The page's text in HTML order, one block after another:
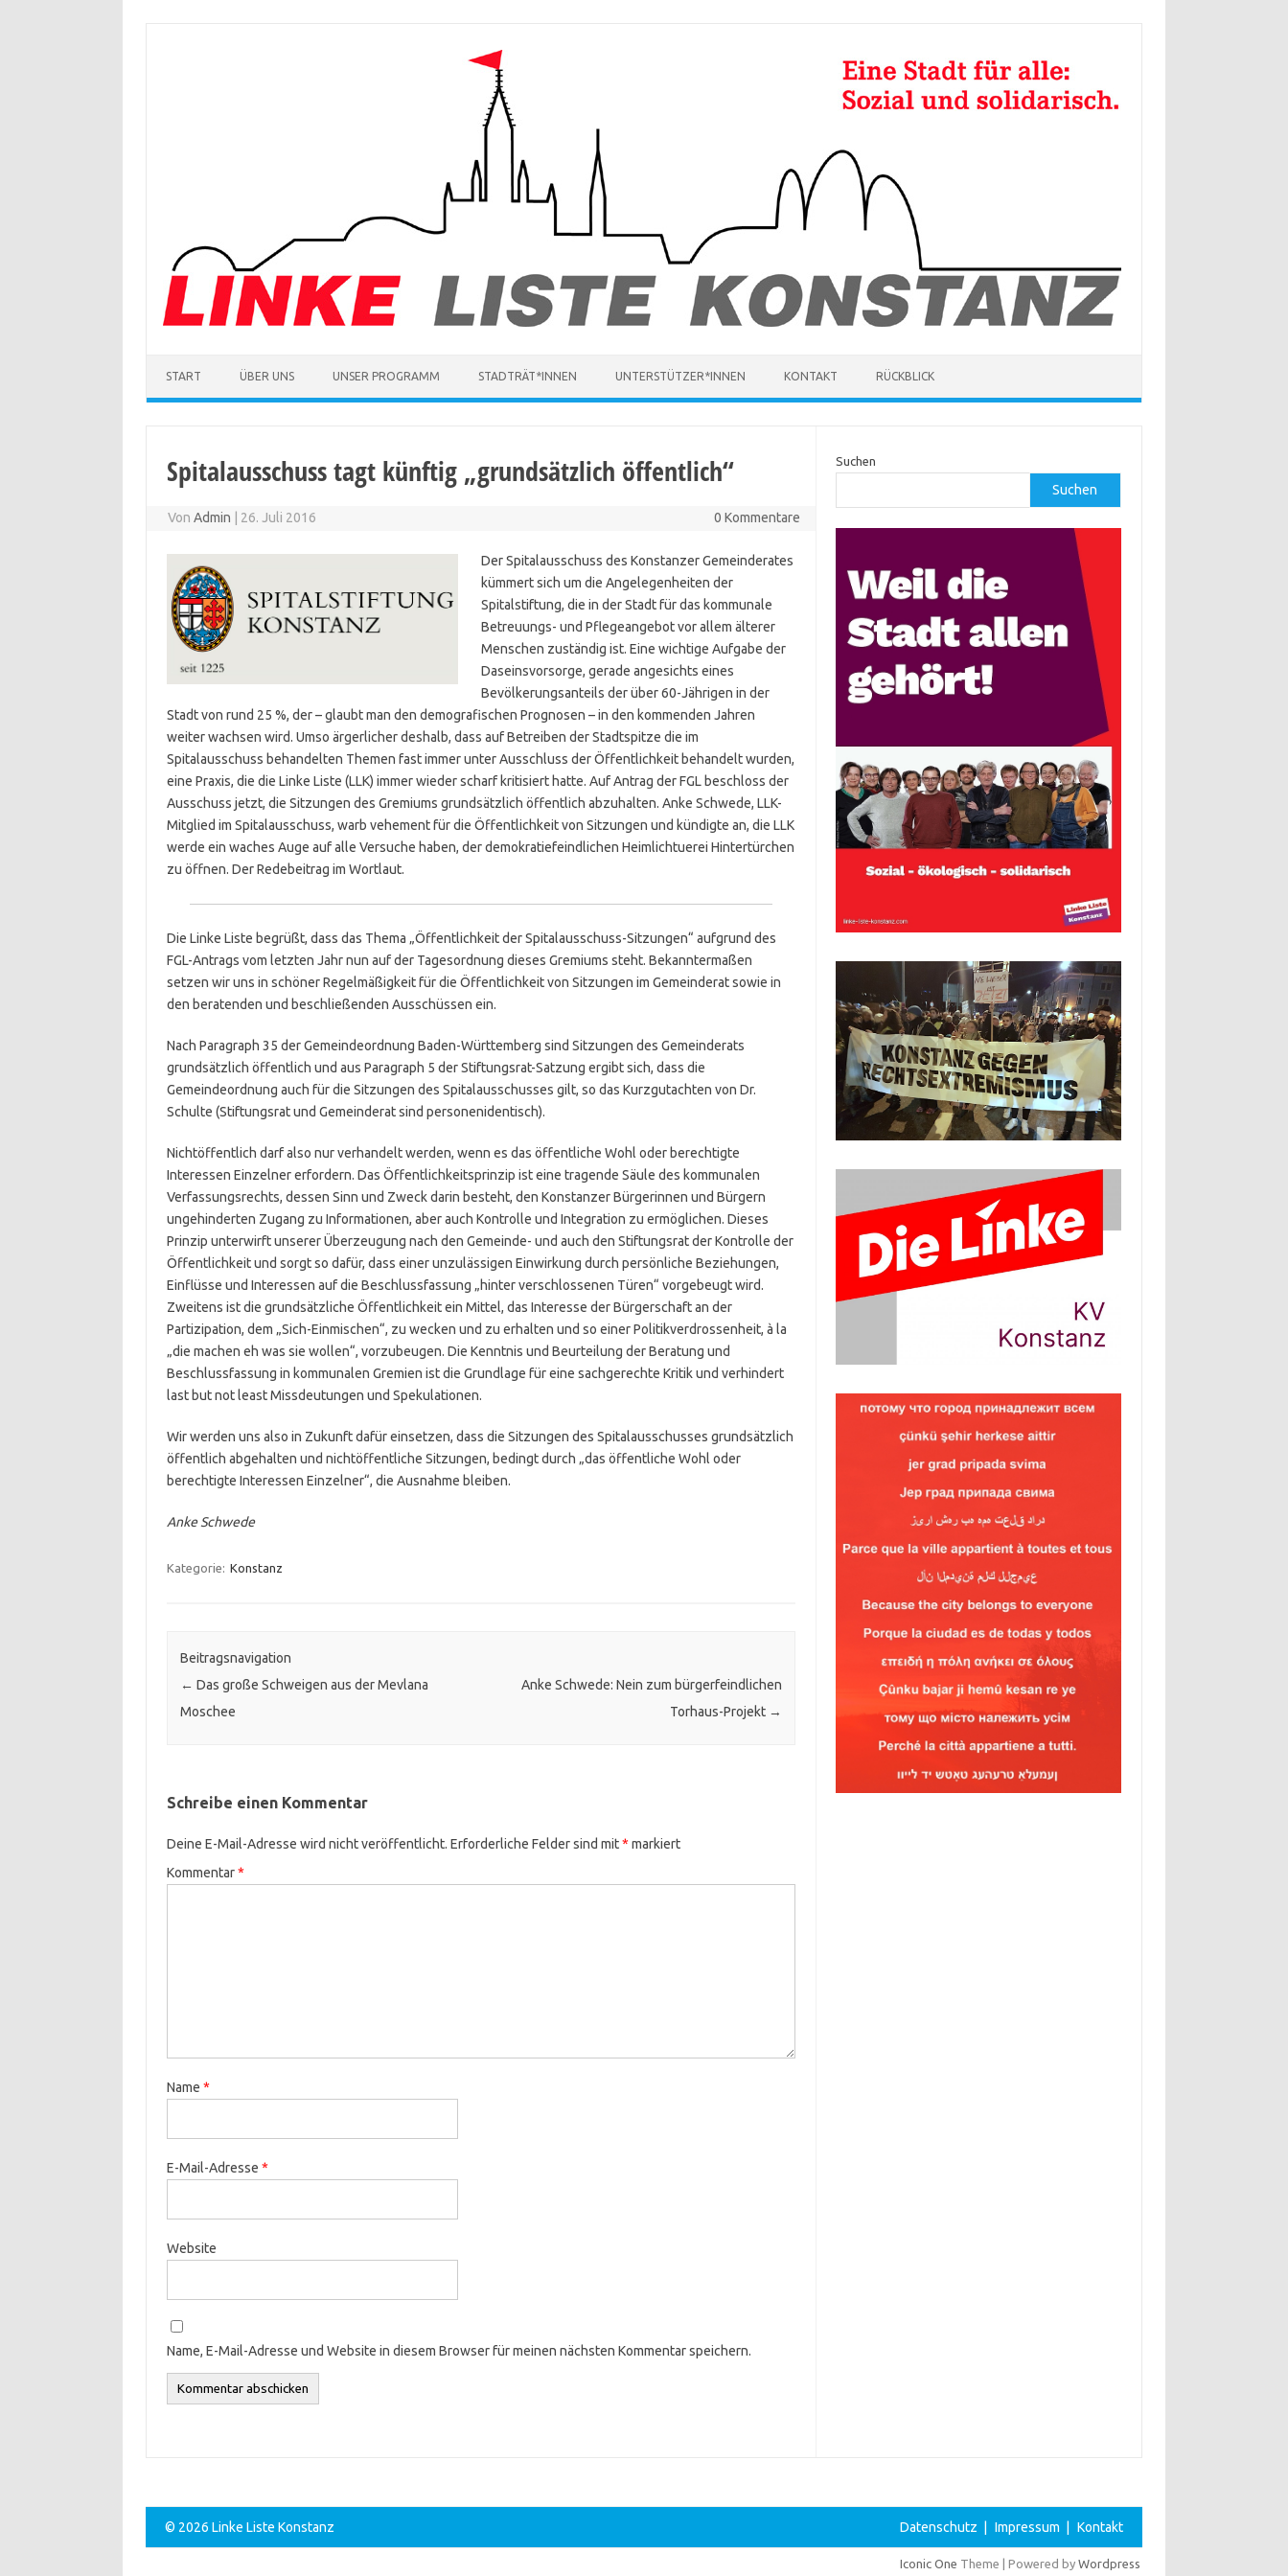
START ÜBER UNS UNSER PROGRAMM STADTRÄT*INNEN UNTERSTÜTZER*INNEN KONTAKT RÜCKBLICK
Spitalausschuss tagt künftig „grundsätzlich öffentlich“
VonAdmin 26. Juli 2016 0 Kommentare
Der Spitalausschuss des Konstanzer Gemeinderates
kümmert sich um die Angelegenheiten der
Spitalstiftung, die in der Stadt für das kommunale
Betreuungs- und Pflegeangebot vor allem älterer
Menschen zuständig ist. Eine wichtige Aufgabe der
Daseinsvorsorge, gerade angesichts eines
Bevölkerungsanteils der über 60-Jährigen in der
Stadt von rund 25 %, der – glaubt man den demografischen Prognosen – in den kommenden Jahren
weiter wachsen wird. Umso ärgerlicher deshalb, dass auf Betreiben der Stadtspitze die im
Spitalausschuss behandelten Themen fast immer unter Ausschluss der Öffentlichkeit behandelt wurden,
eine Praxis, die die Linke Liste (LLK) immer wieder scharf kritisiert hatte. Auf Antrag der FGL beschloss der
Ausschuss jetzt, die Sitzungen des Gremiums grundsätzlich öffentlich abzuhalten. Anke Schwede, LLK-
Mitglied im Spitalausschuss, warb vehement für die Öffentlichkeit von Sitzungen und kündigte an, die LLK
werde ein waches Auge auf alle Versuche haben, der demokratiefeindlichen Heimlichtuerei Hintertürchen
zu öffnen. Der Redebeitrag im Wortlaut.
Die Linke Liste begrüßt, dass das Thema „Öffentlichkeit der Spitalausschuss-Sitzungen“ aufgrund des
FGL-Antrags vom letzten Jahr nun auf der Tagesordnung dieses Gremiums steht. Bekanntermaßen
setzen wir uns in schöner Regelmäßigkeit für die Öffentlichkeit von Sitzungen im Gemeinderat sowie in
den beratenden und beschließenden Ausschüssen ein.
Nach Paragraph 35 der Gemeindeordnung Baden-Württemberg sind Sitzungen des Gemeinderats
grundsätzlich öffentlich und aus Paragraph 5 der Stiftungsrat-Satzung ergibt sich, dass die
Gemeindeordnung auch für die Sitzungen des Spitalausschusses gilt, so das Kurzgutachten von Dr.
Schulte (Stiftungsrat und Gemeinderat sind personenidentisch).
Nichtöffentlich darf also nur verhandelt werden, wenn es das öffentliche Wohl oder berechtigte
Interessen Einzelner erfordern. Das Öffentlichkeitsprinzip ist eine tragende Säule des kommunalen
Verfassungsrechts, dessen Sinn und Zweck darin besteht, den Konstanzer Bürgerinnen und Bürgern
ungehinderten Zugang zu Informationen, aber auch Kontrolle und Integration zu ermöglichen. Dieses
Prinzip unterwirft unserer Überzeugung nach den Gemeinde- und auch den Stiftungsrat der Kontrolle der
Öffentlichkeit und sorgt so dafür, dass einer unzulässigen Einwirkung durch persönliche Beziehungen,
Einflüsse und Interessen auf die Beschlussfassung „hinter verschlossenen Türen“ vorgebeugt wird.
Zweitens ist die grundsätzliche Öffentlichkeit ein Mittel, das Interesse der Bürgerschaft an der
Partizipation, dem „Sich-Einmischen“, zu wecken und zu erhalten und so einer Politikverdrossenheit, à la
„die machen eh was sie wollen“, vorzubeugen. Die Kenntnis und Beurteilung der Beratung und
Beschlussfassung in kommunalen Gremien ist die Grundlage für eine sachgerechte Kritik und verhindert
last but not least Missdeutungen und Spekulationen.
Wir werden uns also in Zukunft dafür einsetzen, dass die Sitzungen des Spitalausschusses grundsätzlich
öffentlich abgehalten und nichtöffentliche Sitzungen, bedingt durch „das öffentliche Wohl oder
berechtigte Interessen Einzelner“, die Ausnahme bleiben.
Anke Schwede
Kategorie: Konstanz
Beitragsnavigation
← Das große Schweigen aus der Mevlana
Moschee
Anke Schwede: Nein zum bürgerfeindlichen
Torhaus-Projekt →
Schreibe einen Kommentar
Deine E-Mail-Adresse wird nicht veröffentlicht. Erforderliche Felder sind mit* markiert
Kommentar*
Name *
E-Mail-Adresse *
Website
Name, E-Mail-Adresse und Website in diesem Browser für meinen nächsten Kommentar speichern.
Suchen
Suchen
© 2026 Linke Liste Konstanz Datenschutz Impressum Kontakt
Iconic One Theme | Powered by Wordpress